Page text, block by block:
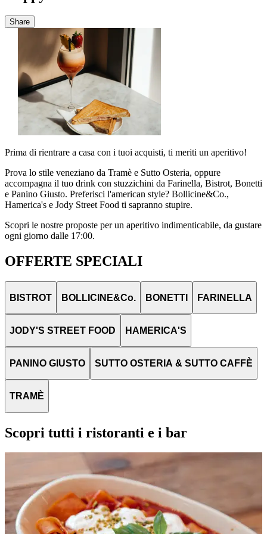
Share
Prima di rientrare a casa con i tuoi acquisti, ti meriti un aperitivo!
Prova lo stile veneziano da Tramè e Sutto Osteria, oppure
accompagna il tuo drink con stuzzichini da Farinella, Bistrot, Bonetti
e Panino Giusto. Preferisci l'american style? Bollicine&Co.,
Hamerica's e Jody Street Food ti sapranno stupire.
Scopri le nostre proposte per un aperitivo indimenticabile, da gustare
ogni giorno dalle 17:00.
OFFERTE SPECIALI
BISTROT BOLLICINE&Co. BONETTI FARINELLA
JODY'S STREET FOOD HAMERICA'S
PANINO GIUSTO SUTTO OSTERIA & SUTTO CAFFÈ
TRAMÈ
Scopri tutti i ristoranti e i bar